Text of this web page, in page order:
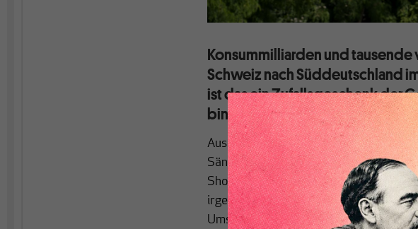
Konsummilliarden und
Schweiz nach Süddeutschland
ist das ein Zufallsgeschenk der
binnenwirtschaftlichen
Aus dem Olymp des Pops berichtete
Sängerin einer Popgruppe gerne mal
Shopping-Tour in die Stadt aufbricht.
irgendwo in einer kaum bekannten
Umsatz von 3 Millionen Dollar